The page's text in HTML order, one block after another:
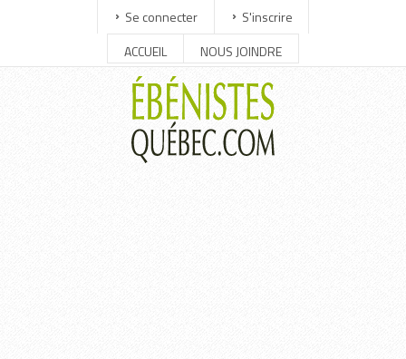
Se connecter
S'inscrire
ACCUEIL
NOUS JOINDRE